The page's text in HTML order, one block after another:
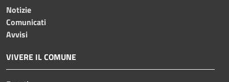
Notizie
Comunicati
Avvisi
VIVERE IL COMUNE